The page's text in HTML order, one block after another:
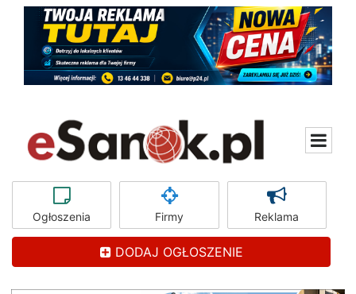
Ogłoszenia Firmy Reklama
DODAJ OGŁOSZENIE